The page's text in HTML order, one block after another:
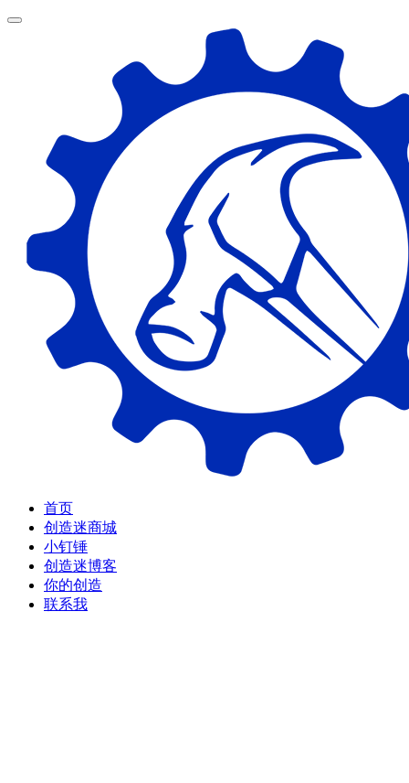
首页
创造迷商城
小钉锤
创造迷博客
你的创造
联系我